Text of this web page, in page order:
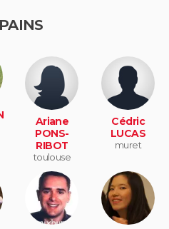
Ariane
PONS-
RIBOT
toulouse
Cédric
LUCAS
muret